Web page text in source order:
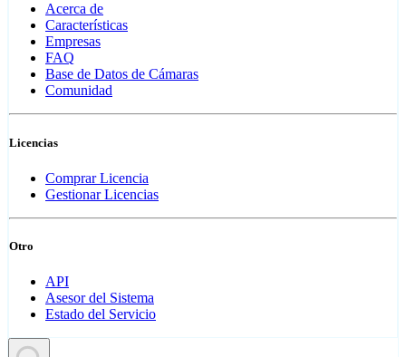
Acerca de
Características
Empresas
FAQ
Base de Datos de Cámaras
Comunidad
Licencias
Comprar Licencia
Gestionar Licencias
Otro
API
Asesor del Sistema
Estado del Servicio